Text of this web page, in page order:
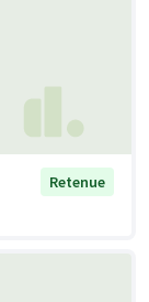
Retenue